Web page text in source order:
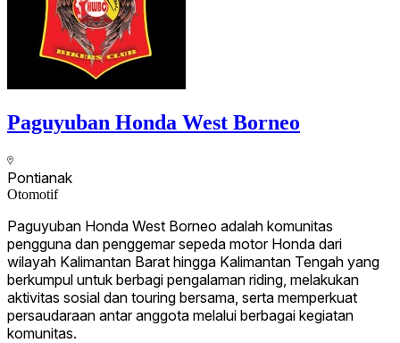
Paguyuban Honda West Borneo
Pontianak
Otomotif
Paguyuban Honda West Borneo adalah komunitas
pengguna dan penggemar sepeda motor Honda dari
wilayah Kalimantan Barat hingga Kalimantan Tengah yang
berkumpul untuk berbagi pengalaman riding, melakukan
aktivitas sosial dan touring bersama, serta memperkuat
persaudaraan antar anggota melalui berbagai kegiatan
komunitas.